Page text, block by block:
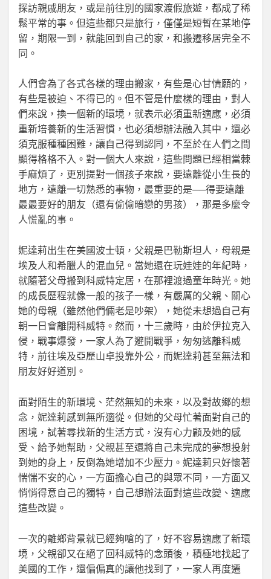
探訪親戚朋友，或是前往別的國家渡假旅遊，都成了稀
鬆平常的事。但這些都只是旅行，僅僅是短暫在某地停
留，期限一到，就能回到自己的家，和搬遷移居完全不
同。
人們會為了各式各樣的理由搬家，有些是心甘情願的，
有些是被迫、不得已的。但不管是什麼樣的理由，對人
們來說，換一個新的環境，就表示必須重新適應，必須
重新培養新的生活習慣，也必須想辦法融入其中，還必
須克服種種困難，讓自己得到認同，不至於在人們之間
顯得格格不入。對一個大人來說，這些問題已經相當棘
手麻煩了，更別提對一個孩子來說，要遠離從小生長的
地方，遠離一切熟悉的事物，最重要的是──得要遠離
最最要好的朋友（還有偷偷暗戀的男孩），那是多麼令
人慌亂的事。
妮達莉出生在美國波士頓，父親是巴勒斯坦人，母親是
埃及人和希臘人的混血兒。當她還在玩娃娃的年紀時，
就隨著父母搬到科威特定居，在那裡渡過童年時光。她
的成長歷程就像一般的孩子一樣，有嚴厲的父親、關心
她的母親（雖然他們倆老是吵架），她從未想過自己有
朝一日會離開科威特。然而，十三歲時，由於伊拉克入
侵，戰事爆發，一家人為了避開戰爭，匆匆逃離科威
特，前往埃及亞歷山卓投靠外公，而妮達莉甚至無法和
朋友好好道別。
面對陌生的新環境、茫然無知的未來，以及對故鄉的想
念，妮達莉感到無所適從。但她的父母忙著面對自己的
困境，試著尋找新的生活方式，沒有心力顧及她的感
受、給予她幫助，父親甚至還將自己未完成的夢想投射
到她的身上，反倒為她增加不少壓力。妮達莉只好懷著
惴惴不安的心，一方面擔心自己的與眾不同，一方面又
悄悄得意自己的獨特，自己想辦法面對這些改變、適應
這些改變。
一次的離鄉背景就已經夠嗆的了，好不容易適應了新環
境，父親卻又在絕了回科威特的念頭後，積極地找起了
美國的工作，還偏偏真的讓他找到了，一家人再度遷